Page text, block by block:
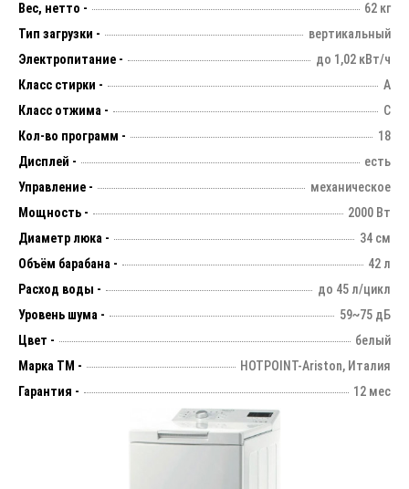
Вес, нетто -
62 кг
Тип загрузки -
вертикальный
Электропитание -
до 1,02 кВт/ч
Класс стирки -
А
Класс отжима -
C
Кол-во программ -
18
Дисплей -
есть
Управление -
механическое
Мощность -
2000 Вт
Диаметр люка -
34 см
Объём барабана -
42 л
Расход воды -
до 45 л/цикл
Уровень шума -
59~75 дБ
Цвет -
белый
Марка ТМ -
HOTPOINT-Ariston, Италия
Гарантия -
12 мес